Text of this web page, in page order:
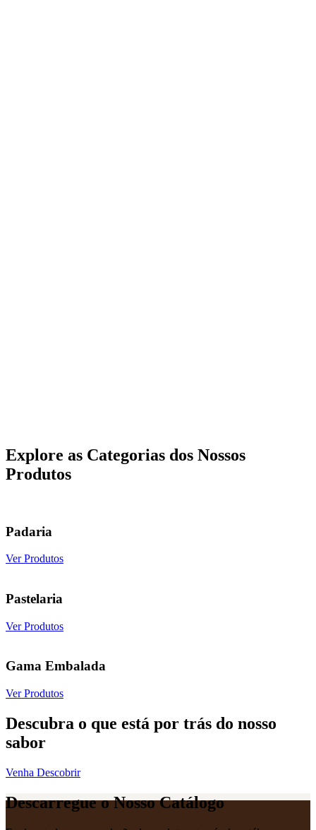
Explore as Categorias dos Nossos
Produtos
Padaria
Ver Produtos
Pastelaria
Ver Produtos
Gama Embalada
Ver Produtos
Descubra o que está por trás do nosso
sabor
Venha Descobrir
Descarregue o Nosso Catálogo